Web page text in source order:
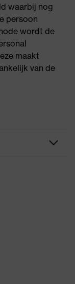
waarbij nog
persoon
wordt de
maakt
van de